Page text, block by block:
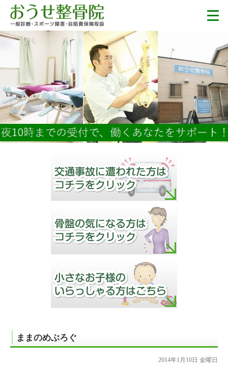
ままのめぶろぐ
2014年1月10日 金曜日